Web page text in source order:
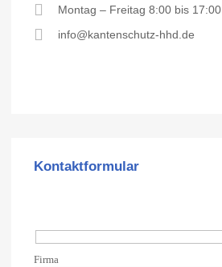
Montag – Freitag 8:00 bis 17:00
info@kantenschutz-hhd.de
Kontaktformular
Firma